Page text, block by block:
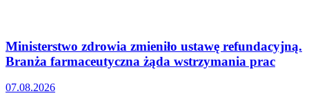
Ministerstwo zdrowia zmieniło ustawę refundacyjną.
Branża farmaceutyczna żąda wstrzymania prac
07.08.2026